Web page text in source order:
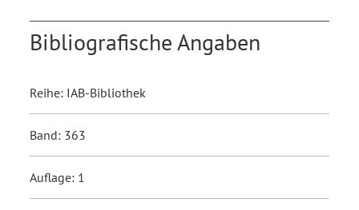
Bibliografische Angaben
Reihe: IAB-Bibliothek
Band: 363
Auflage: 1